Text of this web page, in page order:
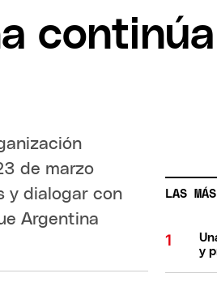
de marzo
y dialogar con
Argentina
LAS
y